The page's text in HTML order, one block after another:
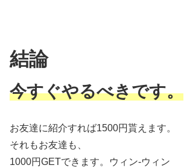
結論
今すぐやるべきです。
お友達に紹介すれば1500円貰えます。
それもお友達も、
1000円GETできます。ウィン-ウィン